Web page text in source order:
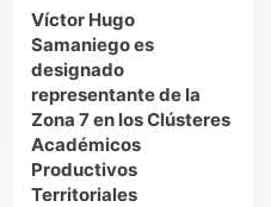
Víctor Hugo
Samaniego es
designado
representante de la
Zona 7 en los Clústeres
Académicos
Productivos
Territoriales